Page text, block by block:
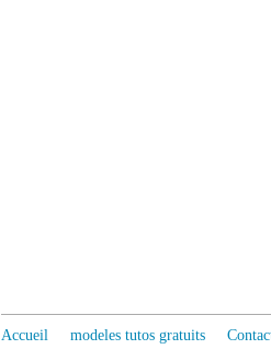
Accueil modeles tutos gratuits